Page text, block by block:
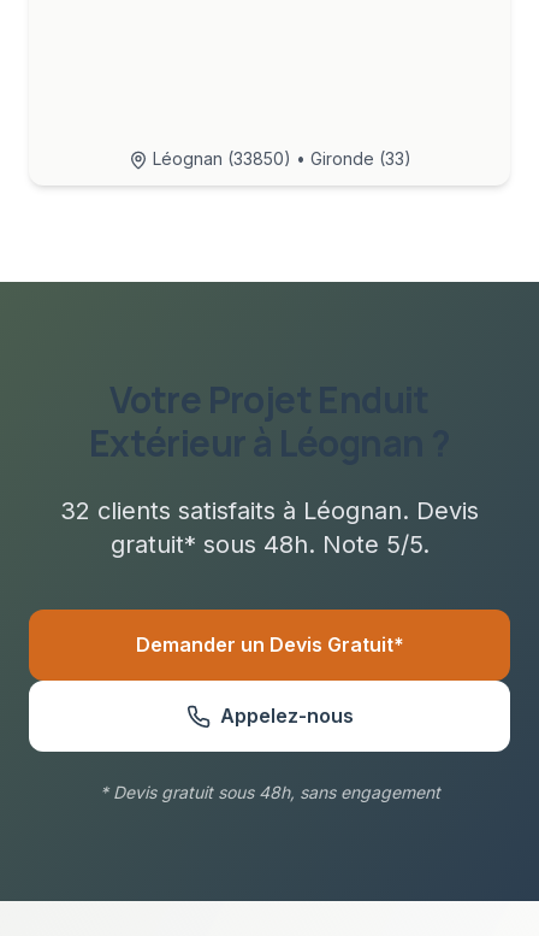
Léognan (33850) • Gironde (33)
Votre Projet
Extérieur
32 clients satisfaits à Léognan. Devis
gratuit* sous 48h. Note 5/5.
Demander un Devis Gratuit*
Appelez-nous
* Devis gratuit sous 48h, sans engagement